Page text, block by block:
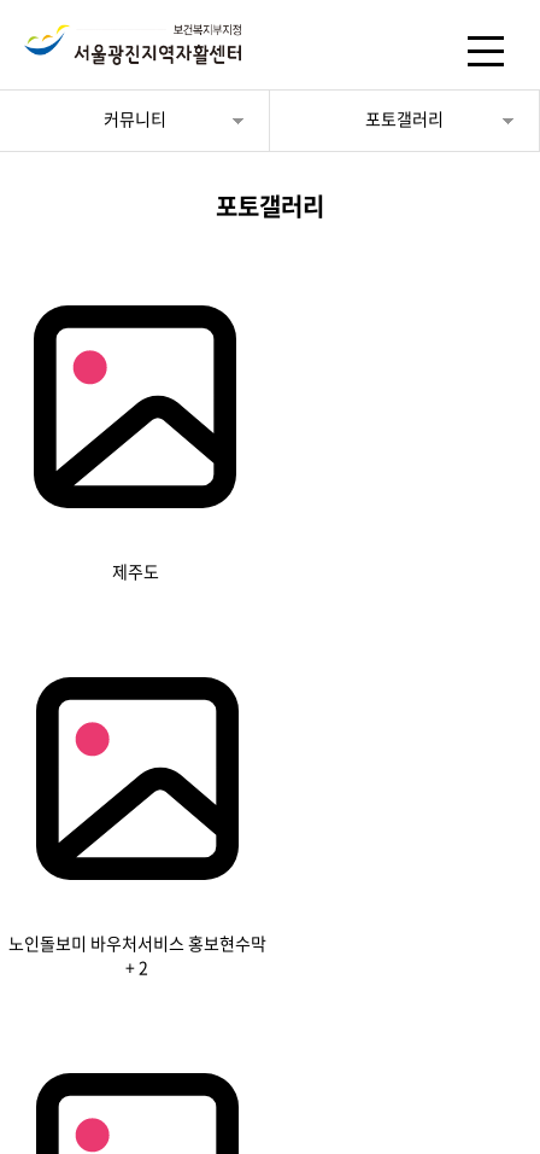
커뮤니티 포토갤러리
포토갤러리
제주도
노인돌보미 바우처서비스 홍보현수막
+ 2